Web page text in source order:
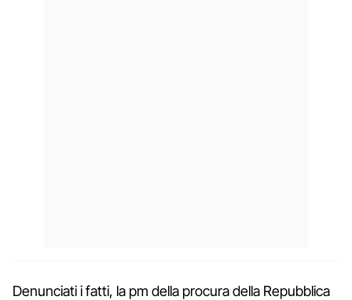
Denunciati i fatti, la pm della procura della Repubblica